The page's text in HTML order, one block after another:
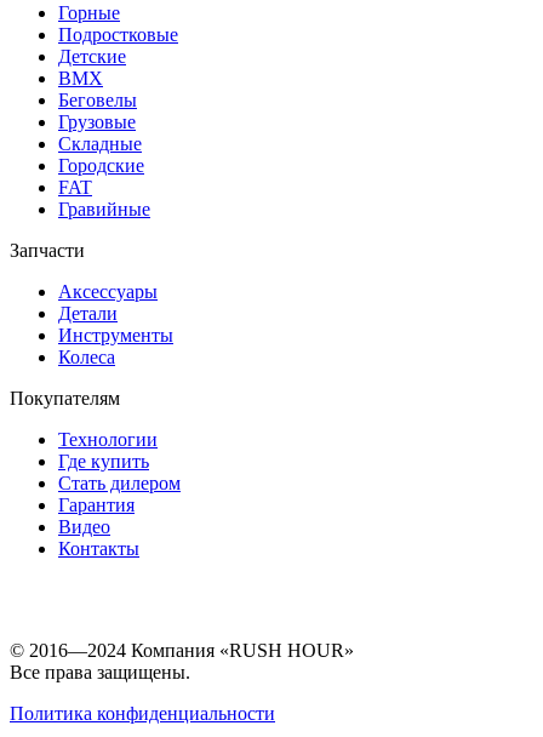
Горные
Подростковые
Детские
BMX
Беговелы
Грузовые
Складные
Городские
FAT
Гравийные
Запчасти
Аксессуары
Детали
Инструменты
Колеса
Покупателям
Технологии
Где купить
Стать дилером
Гарантия
Видео
Контакты
© 2016—2024 Компания «RUSH HOUR»
Все права защищены.
Политика конфиденциальности